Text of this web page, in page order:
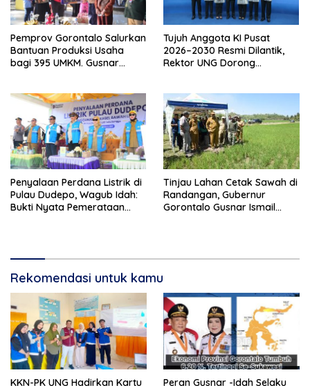
Pemprov Gorontalo Salurkan
Bantuan Produksi Usaha
bagi 395 UMKM. Gusnar
Bukan Konsumsi
Tujuh Anggota KI Pusat
2026–2030 Resmi Dilantik,
Rektor UNG Dorong
Penyalaan Perdana Listrik di
Pulau Dudepo, Wagub Idah:
Bukti Nyata Pemerataan
Tinjau Lahan Cetak Sawah di
Randangan, Gubernur
Gorontalo Gusnar Ismail
Rekomendasi untuk kamu
KKN-PK UNG Hadirkan Kartu
Peran Gusnar -Idah Selaku